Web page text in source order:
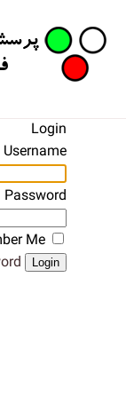
Login
Username
Password
Me
Login